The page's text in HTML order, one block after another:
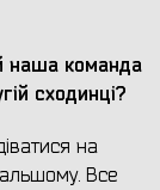
наша команда
сходинці?
на
Все